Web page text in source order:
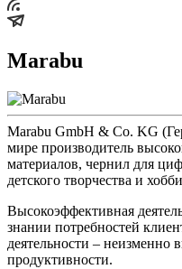
Marabu
Marabu GmbH & Co. KG
мире производитель
материалов, чернил для
детского творчества и
Высокоэффективная
знании потребностей
деятельности – неизменно
продуктивности.